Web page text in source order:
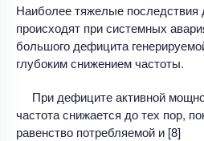
Наиболее тяжелые последствия
происходят при системных
большого дефицита
глубоким снижением частоты.
При дефиците активной
частота снижается до тех пор,
равенство потребляемой и [8]